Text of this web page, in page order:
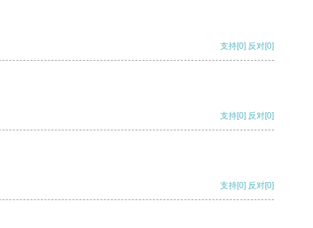
支持[0] 反对[0]
支持[0] 反对[0]
支持[0] 反对[0]